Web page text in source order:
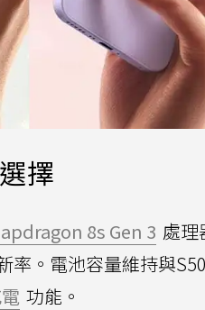
擇
8s Gen 3 處理
率。電池容量維持與
功能。